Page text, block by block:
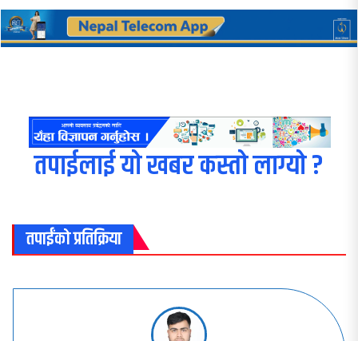
तपाईलाई यो खबर कस्तो लाग्यो ?
तपाईंको प्रतिक्रिया